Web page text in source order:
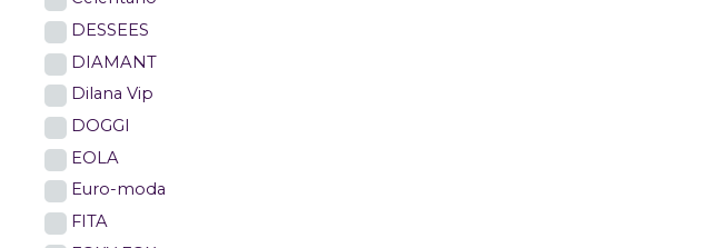
DESSEES
DIAMANT
Dilana Vip
DOGGI
EOLA
Euro-moda
FITA